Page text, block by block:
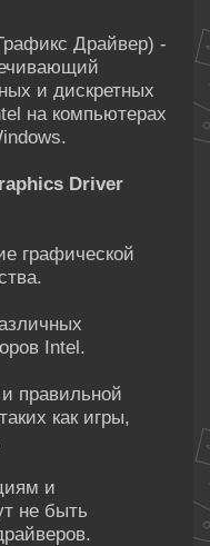
Драйвер) -
и дискретных
на компьютерах
Driver
графической
Intel.
правильной
как игры,
и
не быть